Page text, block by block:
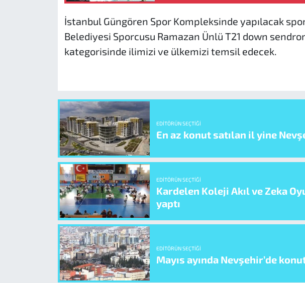
İstanbul Güngören Spor Kompleksinde yapılacak
Belediyesi Sporcusu Ramazan Ünlü T21 down
kategorisinde ilimizi ve ülkemizi temsil edecek.
EDITÖRÜN SEÇTIĞI
En az konut satılan il yine
EDITÖRÜN SEÇTIĞI
Kardelen Koleji Akıl ve Zeka
yaptı
EDITÖRÜN SEÇTIĞI
Mayıs ayında Nevşehir’de